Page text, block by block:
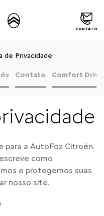
CONTATO
de Privacidade
Contato Comfort Drive
para a AutoFoz Citroën.
como
e protegemos suas
nosso site.